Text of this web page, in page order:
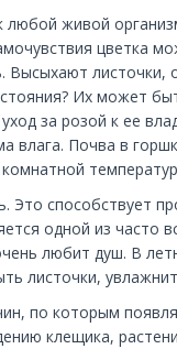
любой живой
цветка
Высыхают
Их может
за розой к ее
влага. Почва в
Это способствует
одной из часто
любит душ. В
листочки,
по которым
клещика,